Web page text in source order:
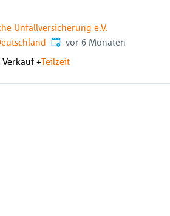
Unfallversicherung e.V.
Veröffentlicht:
vor 6 Monaten
+Teilzeit